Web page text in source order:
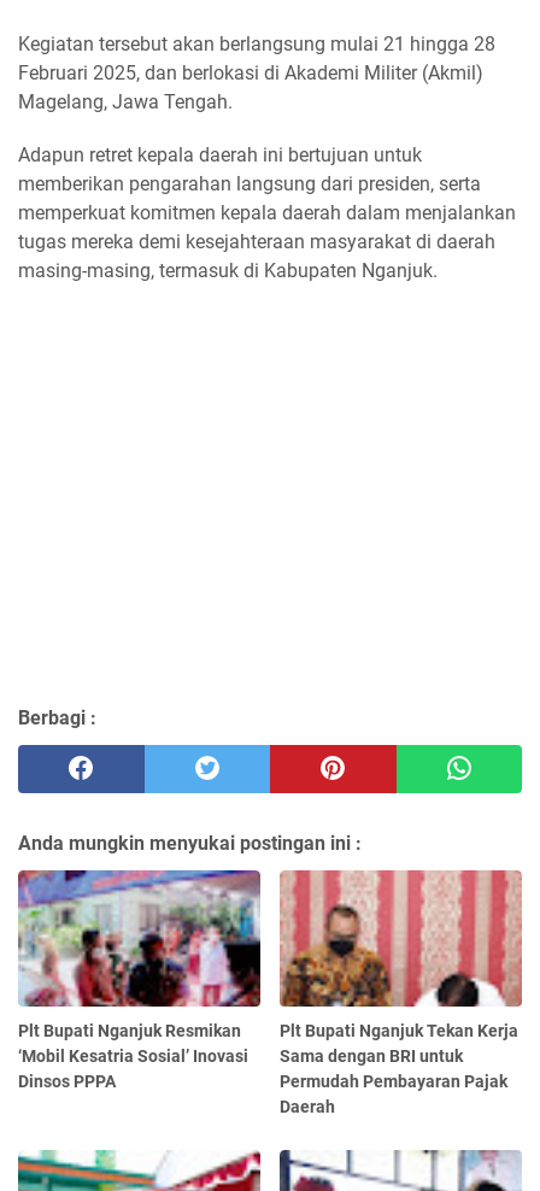
Kegiatan tersebut akan berlangsung mulai 21 hingga 28
Februari 2025, dan berlokasi di Akademi Militer (Akmil)
Magelang, Jawa Tengah.
Adapun retret kepala daerah ini bertujuan untuk
memberikan pengarahan langsung dari presiden, serta
memperkuat komitmen kepala daerah dalam menjalankan
tugas mereka demi kesejahteraan masyarakat di daerah
masing-masing, termasuk di Kabupaten Nganjuk.
Berbagi :
Anda mungkin menyukai postingan ini :
Plt Bupati Nganjuk Resmikan
‘Mobil Kesatria Sosial’ Inovasi
Dinsos PPPA
Plt Bupati Nganjuk Tekan Kerja
Sama dengan BRI untuk
Permudah Pembayaran Pajak
Daerah